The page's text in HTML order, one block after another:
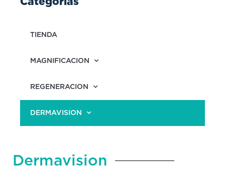
TIENDA
MAGNIFICACION
REGENERACION
DERMAVISION
Dermavision